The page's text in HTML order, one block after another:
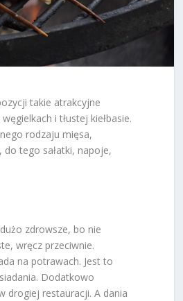
takie atrakcyjne
i tłustej kiełbasie.
rodzaju mięsa,
tego sałatki, napoje,
zdrowsze, bo nie
wręcz przeciwnie.
na potrawach. Jest to
Dodatkowo
drogiej restauracji. A dania